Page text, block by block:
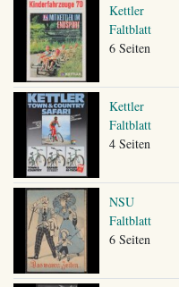
Kettler
Faltblatt
6 Seiten
Kettler
Faltblatt
4 Seiten
NSU
Faltblatt
6 Seiten